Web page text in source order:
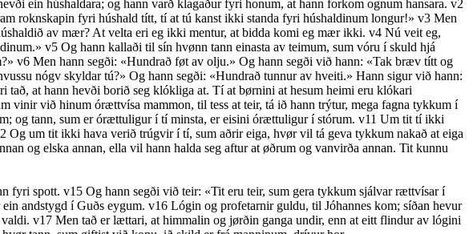
ein húshaldara; og hann varð klagaður fyri honum, at hann forkom ognum hansara. v2
roknskapin fyri húshald títt, tí at tú kanst ikki standa fyri húshaldinum longur!» v3 Men
av mær? At velta eri eg ikki mentur, at bidda komi eg mær ikki. v4 Nú veit eg,
v5 Og hann kallaði til sín hvønn tann einasta av teimum, sum vóru í skuld hjá
v6 Men hann segði: «Hundrað føt av olju.» Og hann segði við hann: «Tak bræv títt og
nógv skyldar tú?» Og hann segði: «Hundrað tunnur av hveiti.» Hann sigur við hann:
tað, at hann hevði borið seg klókliga at. Tí at børnini at hesum heimi eru klókari
vinir við hinum órættvísa mammon, til tess at teir, tá ið hann trýtur, mega fagna tykkum í
og tann, sum er órættuligur í tí minsta, er eisini órættuligur í stórum. v11 Um tit tí ikki
Og um tit ikki hava verið trúgvir í tí, sum aðrir eiga, hvør vil tá geva tykkum nakað at eiga
og elska annan, ella vil hann halda seg aftur at øðrum og vanvirða annan. Tit kunnu
fyri spott. v15 Og hann segði við teir: «Tit eru teir, sum gera tykkum sjálvar rættvísar í
andstygd í Guðs eygum. v16 Lógin og profetarnir guldu, til Jóhannes kom; síðan hevur
v17 Men tað er lættari, at himmalin og jørðin ganga undir, enn at eitt flindur av lógini